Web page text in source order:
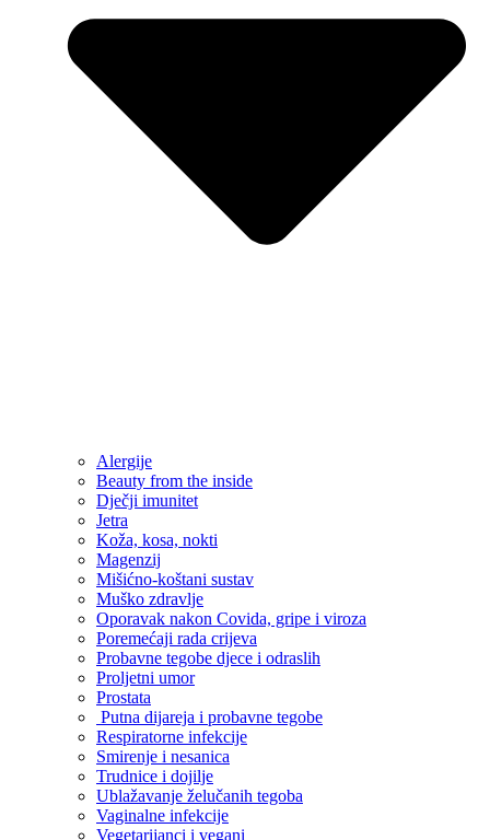
Alergije
Beauty from the inside
Dječji imunitet
Jetra
Koža, kosa, nokti
Magenzij
Mišićno-koštani sustav
Muško zdravlje
Oporavak nakon Covida, gripe i viroza
Poremećaji rada crijeva
Probavne tegobe djece i odraslih
Proljetni umor
Prostata
Putna dijareja i probavne tegobe
Respiratorne infekcije
Smirenje i nesanica
Trudnice i dojilje
Ublažavanje želučanih tegoba
Vaginalne infekcije
Vegetarijanci i vegani